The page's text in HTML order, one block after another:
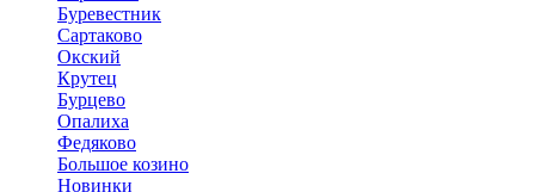
Буревестник
Сартаково
Окский
Крутец
Бурцево
Опалиха
Федяково
Большое козино
Новинки